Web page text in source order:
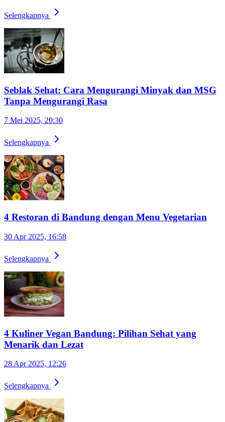
Selengkapnya
Seblak Sehat: Cara Mengurangi Minyak dan MSG
Tanpa Mengurangi Rasa
7 Mei 2025, 20:30
Selengkapnya
4 Restoran di Bandung dengan Menu Vegetarian
30 Apr 2025, 16:58
Selengkapnya
4 Kuliner Vegan Bandung: Pilihan Sehat yang
Menarik dan Lezat
28 Apr 2025, 12:26
Selengkapnya